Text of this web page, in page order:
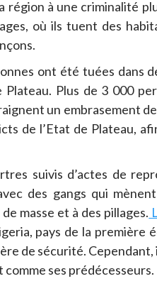
région à une criminalité
où ils tuent des
ont été tuées
Plus de 3 000
un embrasement
de l’Etat de Plateau,
suivis d’actes de
des gangs qui
masse et à des pillages.
pays de la première
de sécurité.
comme ses prédécesseurs.